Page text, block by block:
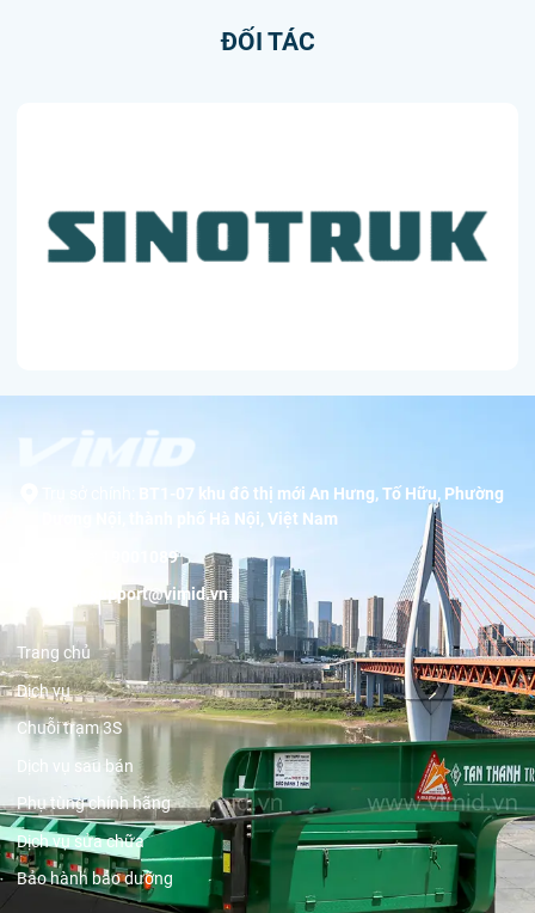
ĐỐI TÁC
BT1-07 khu đô thị mới An Hưng, Tố Hữu, Phường
Dương Nội, thành phố Hà Nội, Việt Nam
19001089
support@vimid.vn
Trang chủ
Dịch vụ
Chuỗi trạm 3S
Dịch vụ sau bán
Phụ tùng chính hãng
Dịch vụ sửa chữa
Bảo hành bảo dưỡng